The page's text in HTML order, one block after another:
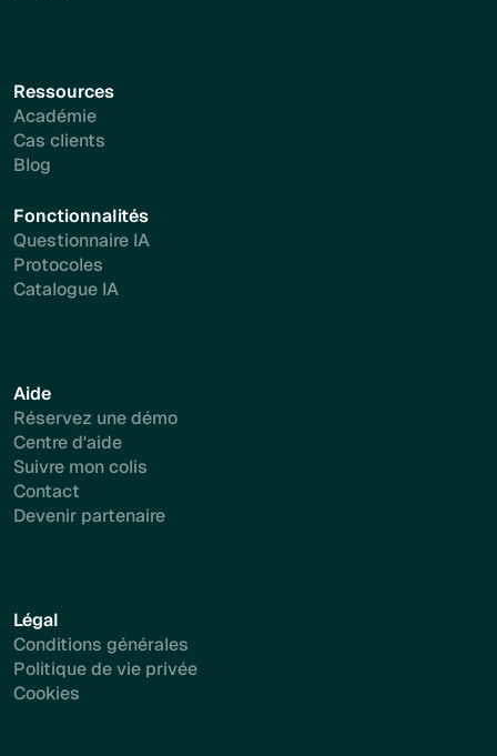
Ressources
Académie
Cas clients
Blog
Fonctionnalités
Questionnaire IA
Protocoles
Catalogue IA
Aide
Réservez une démo
Centre d'aide
Suivre mon colis
Contact
Devenir partenaire
Légal
Conditions générales
Politique de vie privée
Cookies